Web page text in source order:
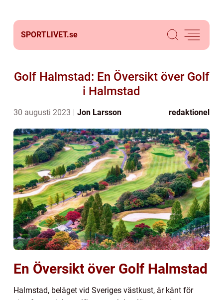
SPORTLIVET.se
Golf Halmstad: En Översikt över Golf
i Halmstad
30 augusti 2023 Jon Larsson redaktionel
En Översikt över Golf Halmstad
Halmstad, beläget vid Sveriges västkust, är känt för